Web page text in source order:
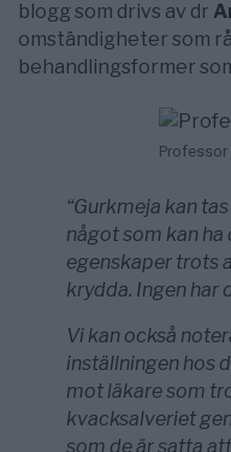
blogg som drivs av dr
omständigheter som
behandlingsformer
“Gurkmeja kan
något som kan
egenskaper trots
krydda. Ingen har
Vi kan också
inställningen hos
mot läkare som
kvacksalveriet
som de är satta